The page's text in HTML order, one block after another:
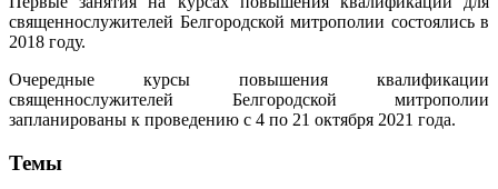
священнослужителей Белгородской митрополии состоялись в
2018 году.
Очередные курсы повышения квалификации
священнослужителей Белгородской митрополии
запланированы к проведению с 4 по 21 октября 2021 года.
Темы